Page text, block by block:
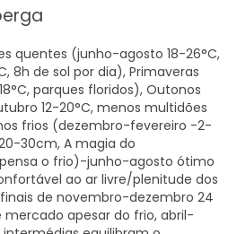
quentes (junho-agosto 18-26°C,
8h de sol por dia), Primaveras
parques floridos), Outonos
12-20°C, menos multidões
frios (dezembro-fevereiro -2-
30cm, A magia do
o frio)-junho-agosto ótimo
ao ar livre/plenitude dos
de novembro-dezembro 24
apesar do frio, abril-